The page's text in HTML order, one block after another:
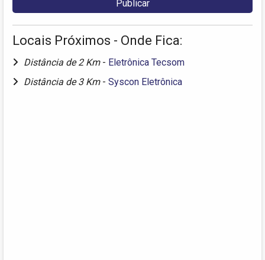
Locais Próximos - Onde Fica:
Distância de 2 Km - Eletrônica Tecsom
Distância de 3 Km - Syscon Eletrônica